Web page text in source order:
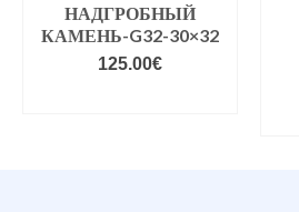
НАДГРОБНЫЙ
КАМЕНЬ-G32-30×32
125.00€